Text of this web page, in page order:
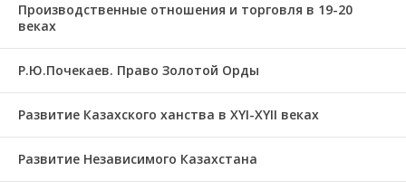
Производственные отношения и торговля в 19-20
веках
Р.Ю.Почекаев. Право Золотой Орды
Развитие Казахского ханства в ХҮІ-ХҮІІ веках
Развитие Независимого Казахстана